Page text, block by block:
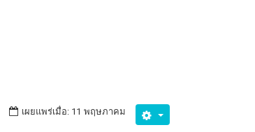
เผยแพร่เมื่อ: 11 พฤษภาคม